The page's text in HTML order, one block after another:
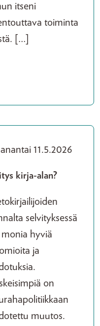
itseni
toiminta
[…]
11.5.2026
kirja-alan?
selvityksessä
hyviä
ja
on
muutos.